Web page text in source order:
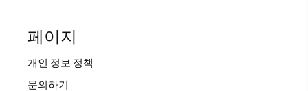
페이지
개인 정보 정책
문의하기